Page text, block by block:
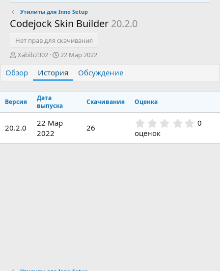
Утилиты для Inno Setup
Codejock Skin Builder 20.2.0
Нет прав для скачивания
А
т
о
р
Xabib2302
Д
т
а
с
з
а
и
22 Мар 2022
Обзор История Обсуждение
Версия
Дата
выпуска
Скачивания Оценка
20.2.0
22 Мар
2022
26 0
0
0
оценок